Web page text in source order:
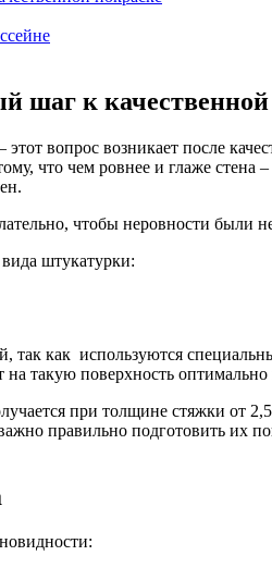
шаг к качественной
этот вопрос возникает после
что чем ровнее и глаже стена
чтобы неровности были
штукатурки:
так как используются
такую поверхность оптимально
при толщине стяжки от
правильно подготовить их